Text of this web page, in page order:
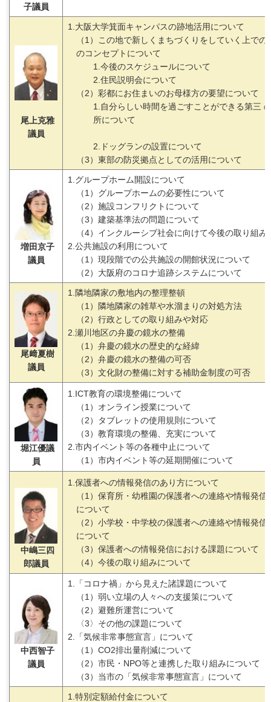
子議員
尾上克雅
議員
1.大阪大学箕面キャンパスの跡地活用について
（1）この地で新しくまちづくりをしていく上での
のコンセプトについて
1.今後のスケジュールについて
2.住民説明会について
（2）彩都にお住まいのお母様方の要望について
1.自分らしい時間を過ごすことができる第三
所について
2.ドッグランの設置について
（3）東部の防災拠点としての活用について
増田京子
議員
1.グループホーム開設について
（1）グループホームの必要性について
（2）施設コンフリクトについて
（3）建築基準法の問題について
（4）インクルーシブ社会に向けて今後の取り組み
2.公共施設の利用について
（1）現段階での公共施設の開館状況について
（2）大阪府のコロナ追跡システムについて
尾﨑夏樹
議員
1.隣地隣家の敷地内の整理整頓
（1）隣地隣家の雑草や水溜まりの対処方法
（2）行政としての取り組みや対応
2.瀬川地区の弁慶の鏡水の整備
（1）弁慶の鏡水の歴史的な経緯
（2）弁慶の鏡水の整備の可否
（3）文化財の整備に対する補助金制度の可否
堀江優議
員
1.ICT教育の環境整備について
（1）オンライン授業について
（2）タブレットの使用規則について
（3）教育環境の整備、充実について
2.市内イベント等の各種中止について
（1）市内イベント等の延期開催について
中嶋三四
郎議員
1.保護者への情報発信のあり方について
（1）保育所・幼稚園の保護者への連絡や情報発信
について
（2）小学校・中学校の保護者への連絡や情報発信
について
（3）保護者への情報発信における課題について
（4）今後の取り組みについて
中西智子
議員
1.「コロナ禍」から見えた諸課題について
（1）弱い立場の人々への支援策について
（2）避難所運営について
〈3〉その他の課題について
2.「気候非常事態宣言」について
（1）CO2排出量削減について
（2）市民・NPO等と連携した取り組みについて
（3）当市の「気候非常事態宣言」について
1.特別定額給付金について